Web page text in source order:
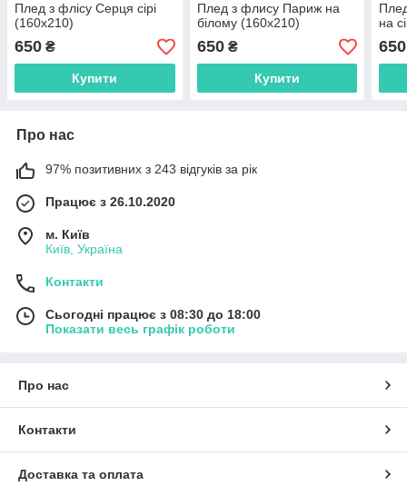
Плед з флісу Серця сірі
(160х210)
650 ₴
Купити
Плед з флису Париж на
білому (160х210)
650₴
Купити
на
650
Про нас
97% позитивних з 243 відгуків за рік
Працює з 26.10.2020
м. Київ
Київ, Україна
Контакти
Сьогодні працює з 08:30 до 18:00
Показати весь графік роботи
Про нас
Контакти
Доставка та оплата